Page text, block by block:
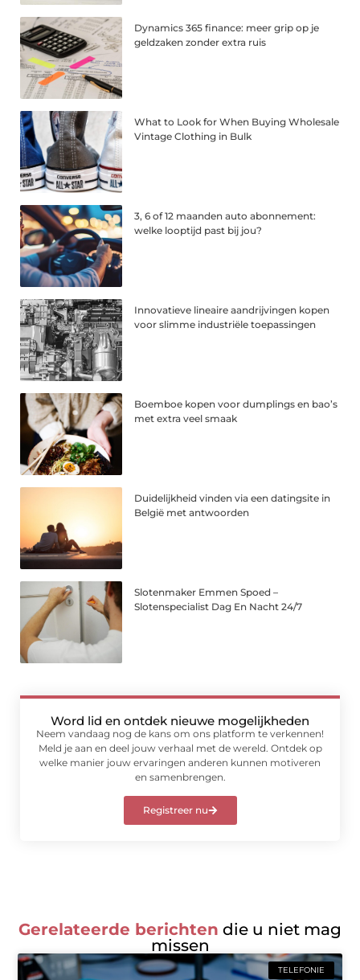
Dynamics 365 finance: meer grip op je
geldzaken zonder extra ruis
What to Look for When Buying Wholesale
Vintage Clothing in Bulk
3, 6 of 12 maanden auto abonnement:
welke looptijd past bij jou?
Innovatieve lineaire aandrijvingen kopen
voor slimme industriële toepassingen
Boemboe kopen voor dumplings en bao’s
met extra veel smaak
Duidelijkheid vinden via een datingsite in
België met antwoorden
Slotenmaker Emmen Spoed –
Slotenspecialist Dag En Nacht 24/7
Word lid en ontdek nieuwe mogelijkheden
Neem vandaag nog de kans om ons platform te verkennen!
Meld je aan en deel jouw verhaal met de wereld. Ontdek op
welke manier jouw ervaringen anderen kunnen motiveren
en samenbrengen.
Registreer nu
Gerelateerde berichten die u niet mag
missen
TELEFONIE